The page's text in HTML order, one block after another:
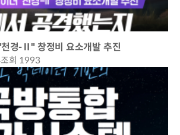
경-Ⅱ" 창정비 요소개발 추진
조회 1993